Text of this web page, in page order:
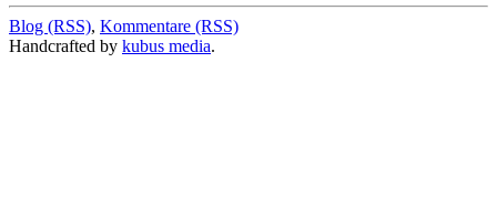
Blog (RSS), Kommentare (RSS)
Handcrafted by kubus media.